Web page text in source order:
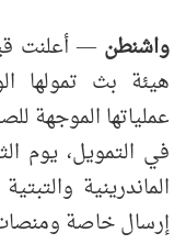
واشنطن
هيئة بث تمولها
عملياتها الموجهة
في التمويل، يوم
الماندرينية
إرسال خاصة